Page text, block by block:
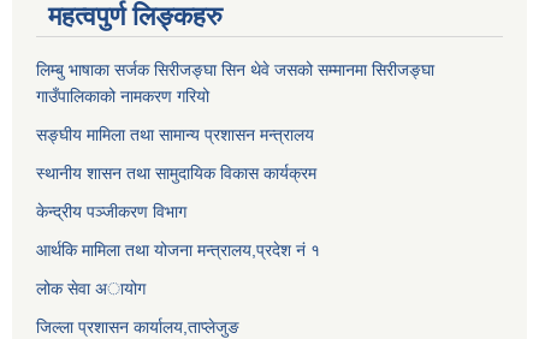
महत्वपुर्ण लिङ्कहरु
लिम्बु भाषाका सर्जक सिरीजङ्घा सिन थेवे जसको सम्मानमा सिरीजङ्घा
गाउँपालिकाको नामकरण गरियो
सङ्घीय मामिला तथा सामान्य प्रशासन मन्त्रालय
स्थानीय शासन तथा सामुदायिक विकास कार्यक्रम
केन्द्रीय पञ्जीकरण विभाग
आर्थकि मामिला तथा योजना मन्त्रालय,प्रदेश नं १
लोक सेवा अायोग
जिल्ला प्रशासन कार्यालय,ताप्लेजुङ